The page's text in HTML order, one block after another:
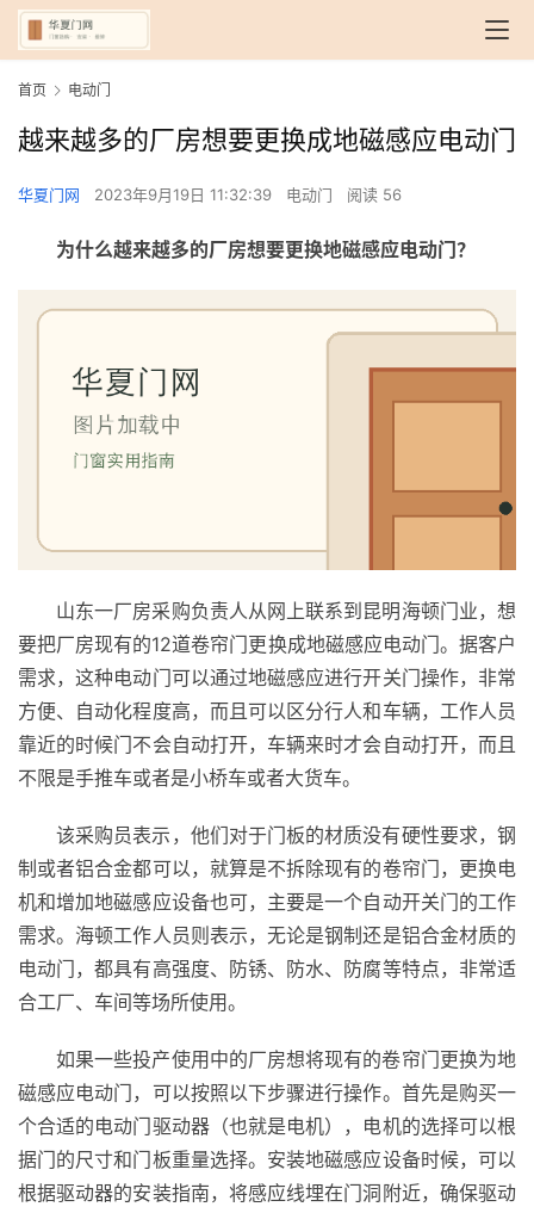
入
户
门
首页 电动门
越来越多的厂房想要更换成地磁感应电动门
华夏门网 2023年9月19日 11:32:39 电动门 阅读 56
为什么越来越多的厂房想要更换地磁感应电动门？
山东一厂房采购负责人从网上联系到昆明海顿门业，想
要把厂房现有的12道卷帘门更换成地磁感应电动门。据客户
需求，这种电动门可以通过地磁感应进行开关门操作，非常
方便、自动化程度高，而且可以区分行人和车辆，工作人员
靠近的时候门不会自动打开，车辆来时才会自动打开，而且
不限是手推车或者是小桥车或者大货车。
该采购员表示，他们对于门板的材质没有硬性要求，钢
制或者铝合金都可以，就算是不拆除现有的卷帘门，更换电
机和增加地磁感应设备也可，主要是一个自动开关门的工作
需求。海顿工作人员则表示，无论是钢制还是铝合金材质的
电动门，都具有高强度、防锈、防水、防腐等特点，非常适
合工厂、车间等场所使用。
如果一些投产使用中的厂房想将现有的卷帘门更换为地
磁感应电动门，可以按照以下步骤进行操作。首先是购买一
个合适的电动门驱动器（也就是电机），电机的选择可以根
据门的尺寸和门板重量选择。安装地磁感应设备时候，可以
根据驱动器的安装指南，将感应线埋在门洞附近，确保驱动